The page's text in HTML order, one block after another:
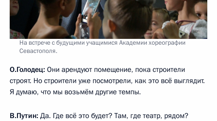
На встрече с будущими учащимися Академии хореографии
Севастополя.
О.Голодец: Они арендуют помещение, пока строители
строят. Но строители уже посмотрели, как это всё выглядит.
Я думаю, что мы возьмём другие темпы.
В.Путин: Да. Где всё это будет? Там, где театр, рядом?